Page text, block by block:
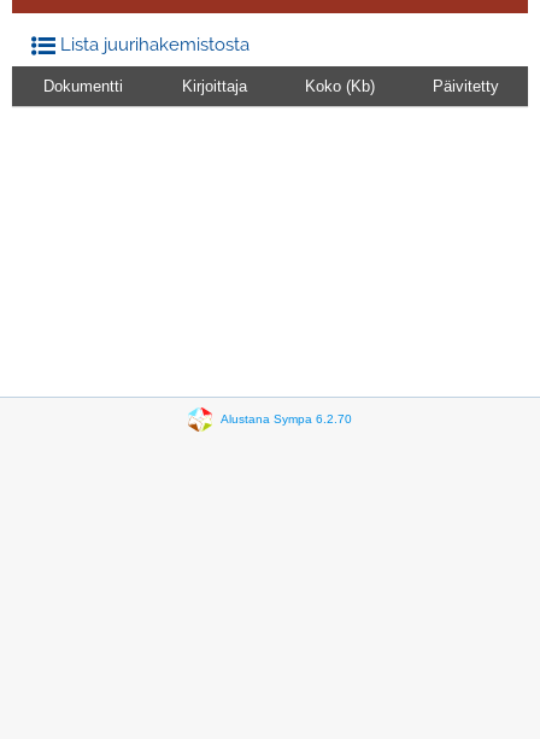
Lista juurihakemistosta
Dokumentti Kirjoittaja Koko (Kb) Päivitetty
Alustana Sympa 6.2.70